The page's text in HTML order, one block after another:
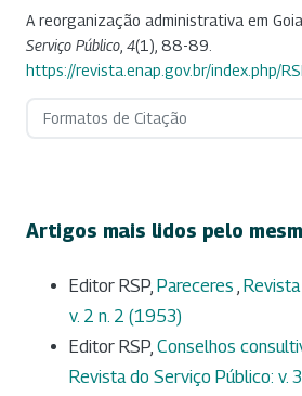
A reorganização administrativa em
Serviço Público 4(1), 88-89.
https://revista.enap.gov.br/index.php/
Formatos de Citação
Artigos mais lidos pelo
Editor RSP, Pareceres ,
v. 2 n. 2 (1953)
Editor RSP, Conselhos
Revista do Serviço Público: v.